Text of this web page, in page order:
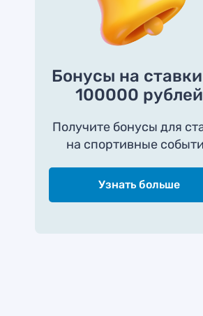
Бонусы на
100000 рублей
Получите бонусы для
на спортивные
Узнать больше